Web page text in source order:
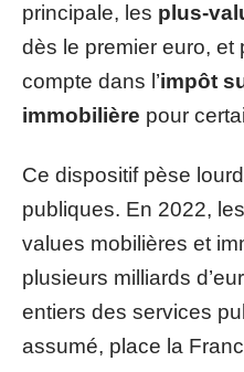
principale, les plus-
dès le premier euro, et
compte dans l’impôt
immobilière pour
Ce dispositif pèse
publiques. En 2022, les
values mobilières et
plusieurs milliards
entiers des services
assumé, place la